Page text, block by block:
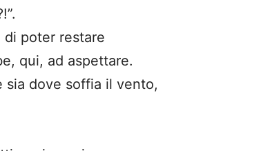
di poter restare
qui, ad aspettare.
sia dove soffia il vento,